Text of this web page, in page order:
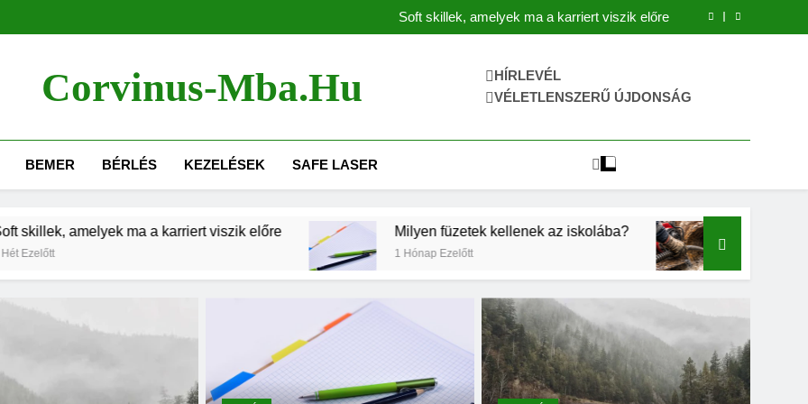
Soft skillek, amelyek ma a karriert viszik előre
Milyen füzetek kellenek az iskolába?
Megéri az MBA 2026-ban? Mérlegen a befektetés és a hozam
Soft skillek, amelyek ma a karriert viszik előre
Milyen füzetek kellenek az iskolába?
Corvinus-Mba.hu
HÍRLEVÉL
VÉLETLENSZERŰ ÚJDONSÁG
BEMER BÉRLÉS KEZELÉSEK SAFE LASER
ma a karriert viszik előre Milyen füzetek kellenek az iskolába?
1 Hónap Ezelőtt
Duguláselhárítás Baja
4 Hónap Ezelőtt